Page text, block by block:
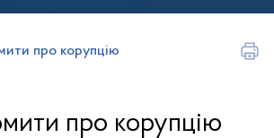
про корупцію
про корупцію